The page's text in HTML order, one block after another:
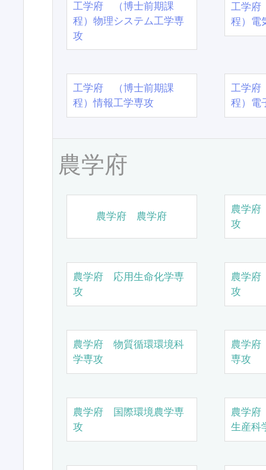
工学府 （博士前期課
程）物理システム工学専
攻
工学
程）電
工学府 （博士前期課
程）情報工学専攻
工学
程）電
農学府
農学府 農学府
農学
攻
農学府 応用生命化学専
攻
農学
攻
農学府 物質循環環境科
学専攻
農学
専攻
農学府 国際環境農学専
攻
農学
生産科